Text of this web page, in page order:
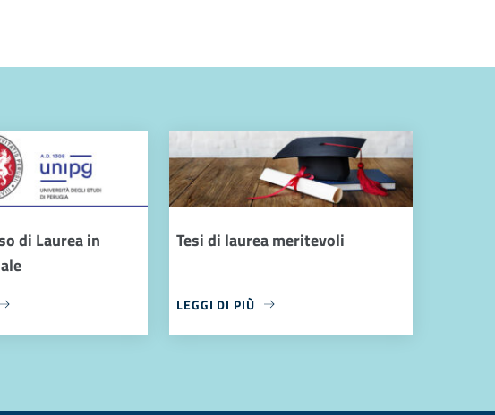
di Laurea in
Tesi di laurea meritevoli
LEGGI DI PIÙ